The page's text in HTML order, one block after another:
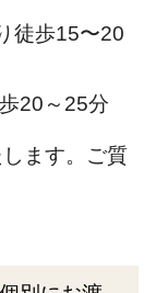
徒歩15〜20
20～25分
ます。ご質